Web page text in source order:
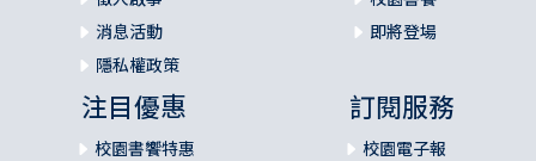
消息活動
隱私權政策
即將登場
注目優惠
校園書饗特惠
訂閱服務
校園電子報